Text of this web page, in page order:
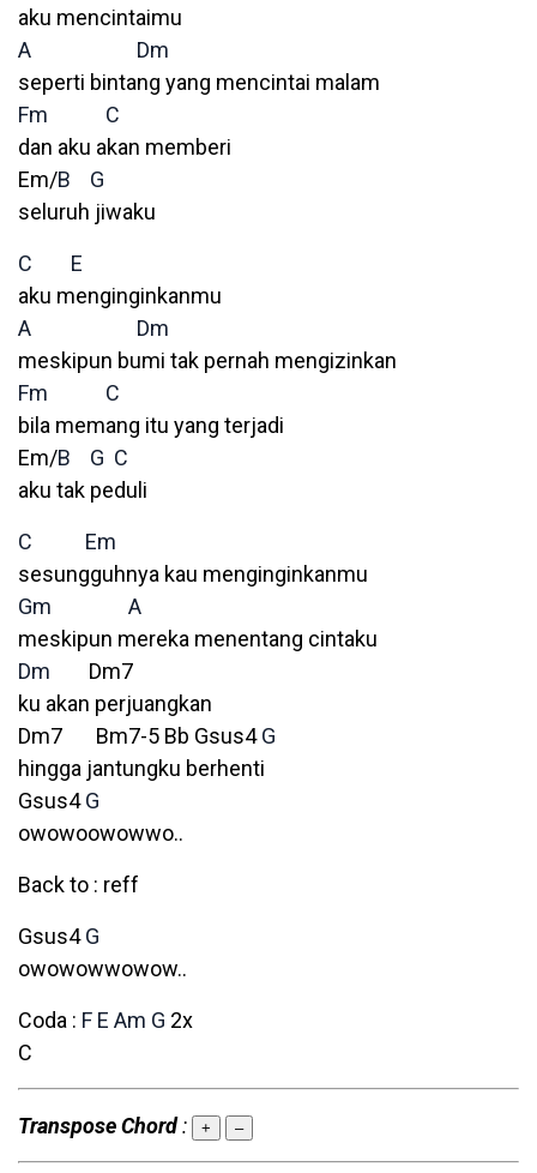
aku mencintaimu
A
Dm
seperti bintang yang mencintai malam
Fm
C
dan aku akan memberi
Em/B
G
seluruh jiwaku
C
E
aku menginginkanmu
A
Dm
meskipun bumi tak pernah mengizinkan
Fm
C
bila memang itu yang terjadi
Em/B G C
aku tak peduli
C
Em
sesungguhnya kau menginginkanmu
Gm
A
meskipun mereka menentang cintaku
Dm Dm7
ku akan perjuangkan
Dm7 Bm7-5 Bb Gsus4G
hingga jantungku berhenti
Gsus4G
owowoowowwo..
Back to : reff
Gsus4G
owowowwowow..
Coda : F E Am G 2x
C
Transpose Chord: + –